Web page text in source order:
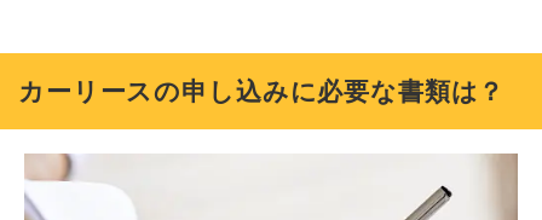
カーリースの申し込みに必要な書類は？